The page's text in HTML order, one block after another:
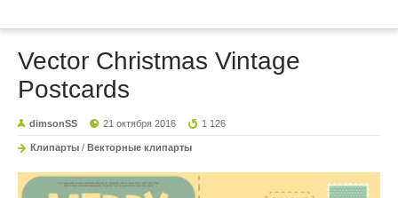
Vector Christmas Vintage
Postcards
dimsonSS 21 октября 2016 1 126
Клипарты / Векторные клипарты